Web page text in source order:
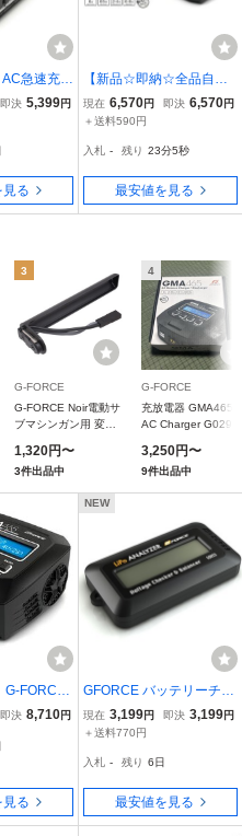
急速充電
ャージャ
NiMH
即決 5,399円
る
【新品☆即納☆全品自店
在庫】G-FORCE GMA46
5 AC CHARGER 充電器
6432931*
現在 6,570円 即決 6,570円
＋送料590円
入札 - 残り 23分4秒
最安値を見る
3
G-FORCE
G-FORCE Noir電動サ
ブマシンガン用 変換
1,320円〜
3件出品中
4
G-FORCE
充放電器 GMA465
AC Charger G0293
3,250円〜
9件出品中
FORCE
即決 8,710円
る
NEW
GFORCE バッテリーチェ
ッカー Lipo ANALYZER
電圧チェッカー&バランサ
現在 3,199円 即決 3,199円
＋送料770円
入札 - 残り 6日
最安値を見る